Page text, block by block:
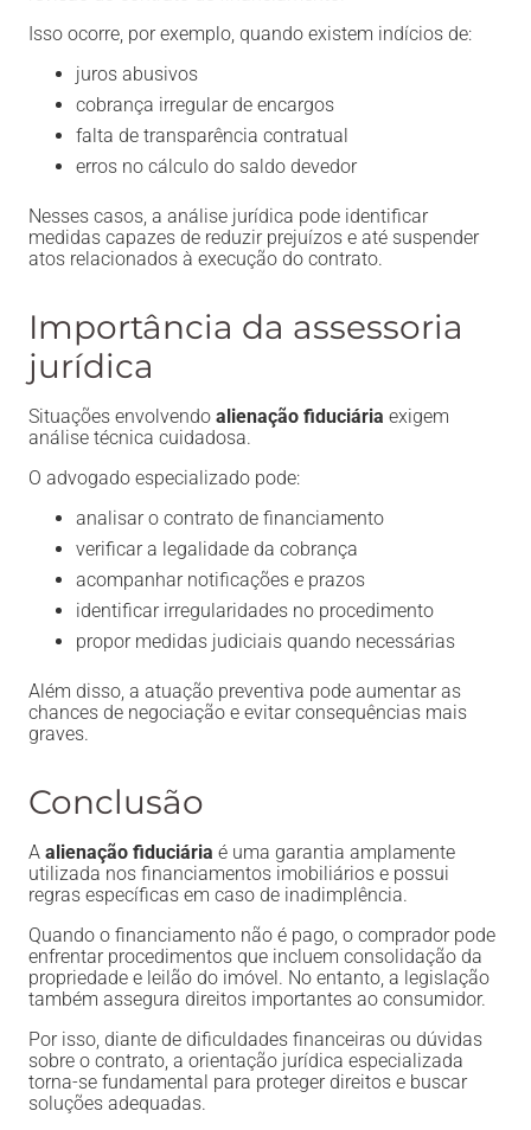
Isso ocorre, por exemplo, quando existem indícios de:
juros abusivos
cobrança irregular de encargos
falta de transparência contratual
erros no cálculo do saldo devedor
Nesses casos, a análise jurídica pode identificar
medidas capazes de reduzir prejuízos e até suspender
atos relacionados à execução do contrato.
Importância da assessoria
jurídica
Situações envolvendo alienação fiduciária exigem
análise técnica cuidadosa.
O advogado especializado pode:
analisar o contrato de financiamento
verificar a legalidade da cobrança
acompanhar notificações e prazos
identificar irregularidades no procedimento
propor medidas judiciais quando necessárias
Além disso, a atuação preventiva pode aumentar as
chances de negociação e evitar consequências mais
graves.
Conclusão
A alienação fiduciária é uma garantia amplamente
utilizada nos financiamentos imobiliários e possui
regras específicas em caso de inadimplência.
Quando o financiamento não é pago, o comprador pode
enfrentar procedimentos que incluem consolidação da
propriedade e leilão do imóvel. No entanto, a legislação
também assegura direitos importantes ao consumidor.
Por isso, diante de dificuldades financeiras ou dúvidas
sobre o contrato, a orientação jurídica especializada
torna-se fundamental para proteger direitos e buscar
soluções adequadas.